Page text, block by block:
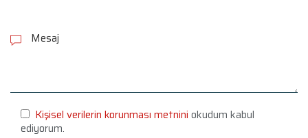
l
e
Kişisel verilerin korunması metnini okudum kabul
ediyorum.